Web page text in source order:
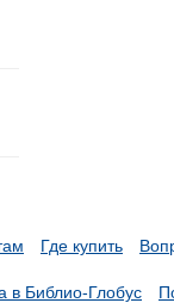
Где купить
в Библио-Глобус